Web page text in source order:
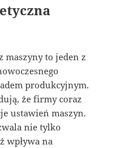
to jeden z
produkcyjnym.
że firmy coraz
ustawień maszyn.
nie tylko
wpływa na